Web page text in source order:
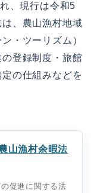
、現行は令和5
、農山漁村地域
・ツーリズム）
登録制度・旅館
の仕組みなどを
山漁村余暇法
促進に関する法